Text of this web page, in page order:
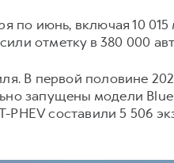
по июнь, включая 10
отметку в 380 000
В первой половине
запущены модели
составили 5 506